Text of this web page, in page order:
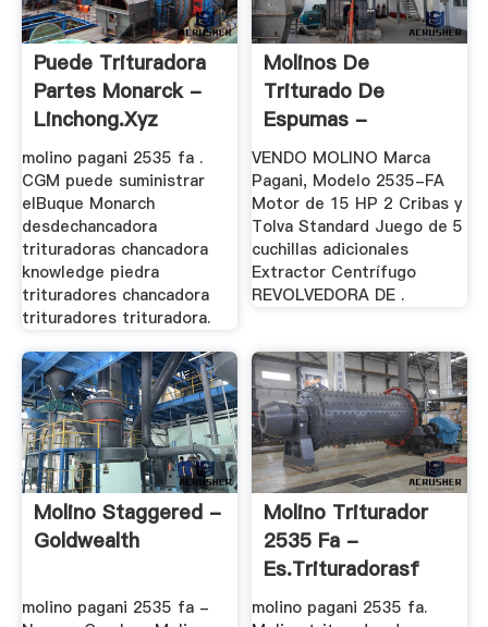
Puede Trituradora
Partes Monarck -
Linchong.xyz
molino pagani 2535 fa .
CGM puede suministrar
elBuque Monarch
desdechancadora
trituradoras chancadora
knowledge piedra
trituradores chancadora
trituradores trituradora.
Molinos De
Triturado De
Espumas -
Trituradora De .
VENDO MOLINO Marca
Pagani, Modelo 2535-FA
Motor de 15 HP 2 Cribas y
Tolva Standard Juego de 5
cuchillas adicionales
Extractor Centrífugo
REVOLVEDORA DE .
Molino Staggered -
Goldwealth
molino pagani 2535 fa -
Molino Triturador
2535 Fa -
Es.trituradorasf
molino pagani 2535 fa.